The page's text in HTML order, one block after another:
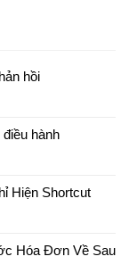
hồi
hành
Hiện Shortcut
Hóa Đơn Về Sau